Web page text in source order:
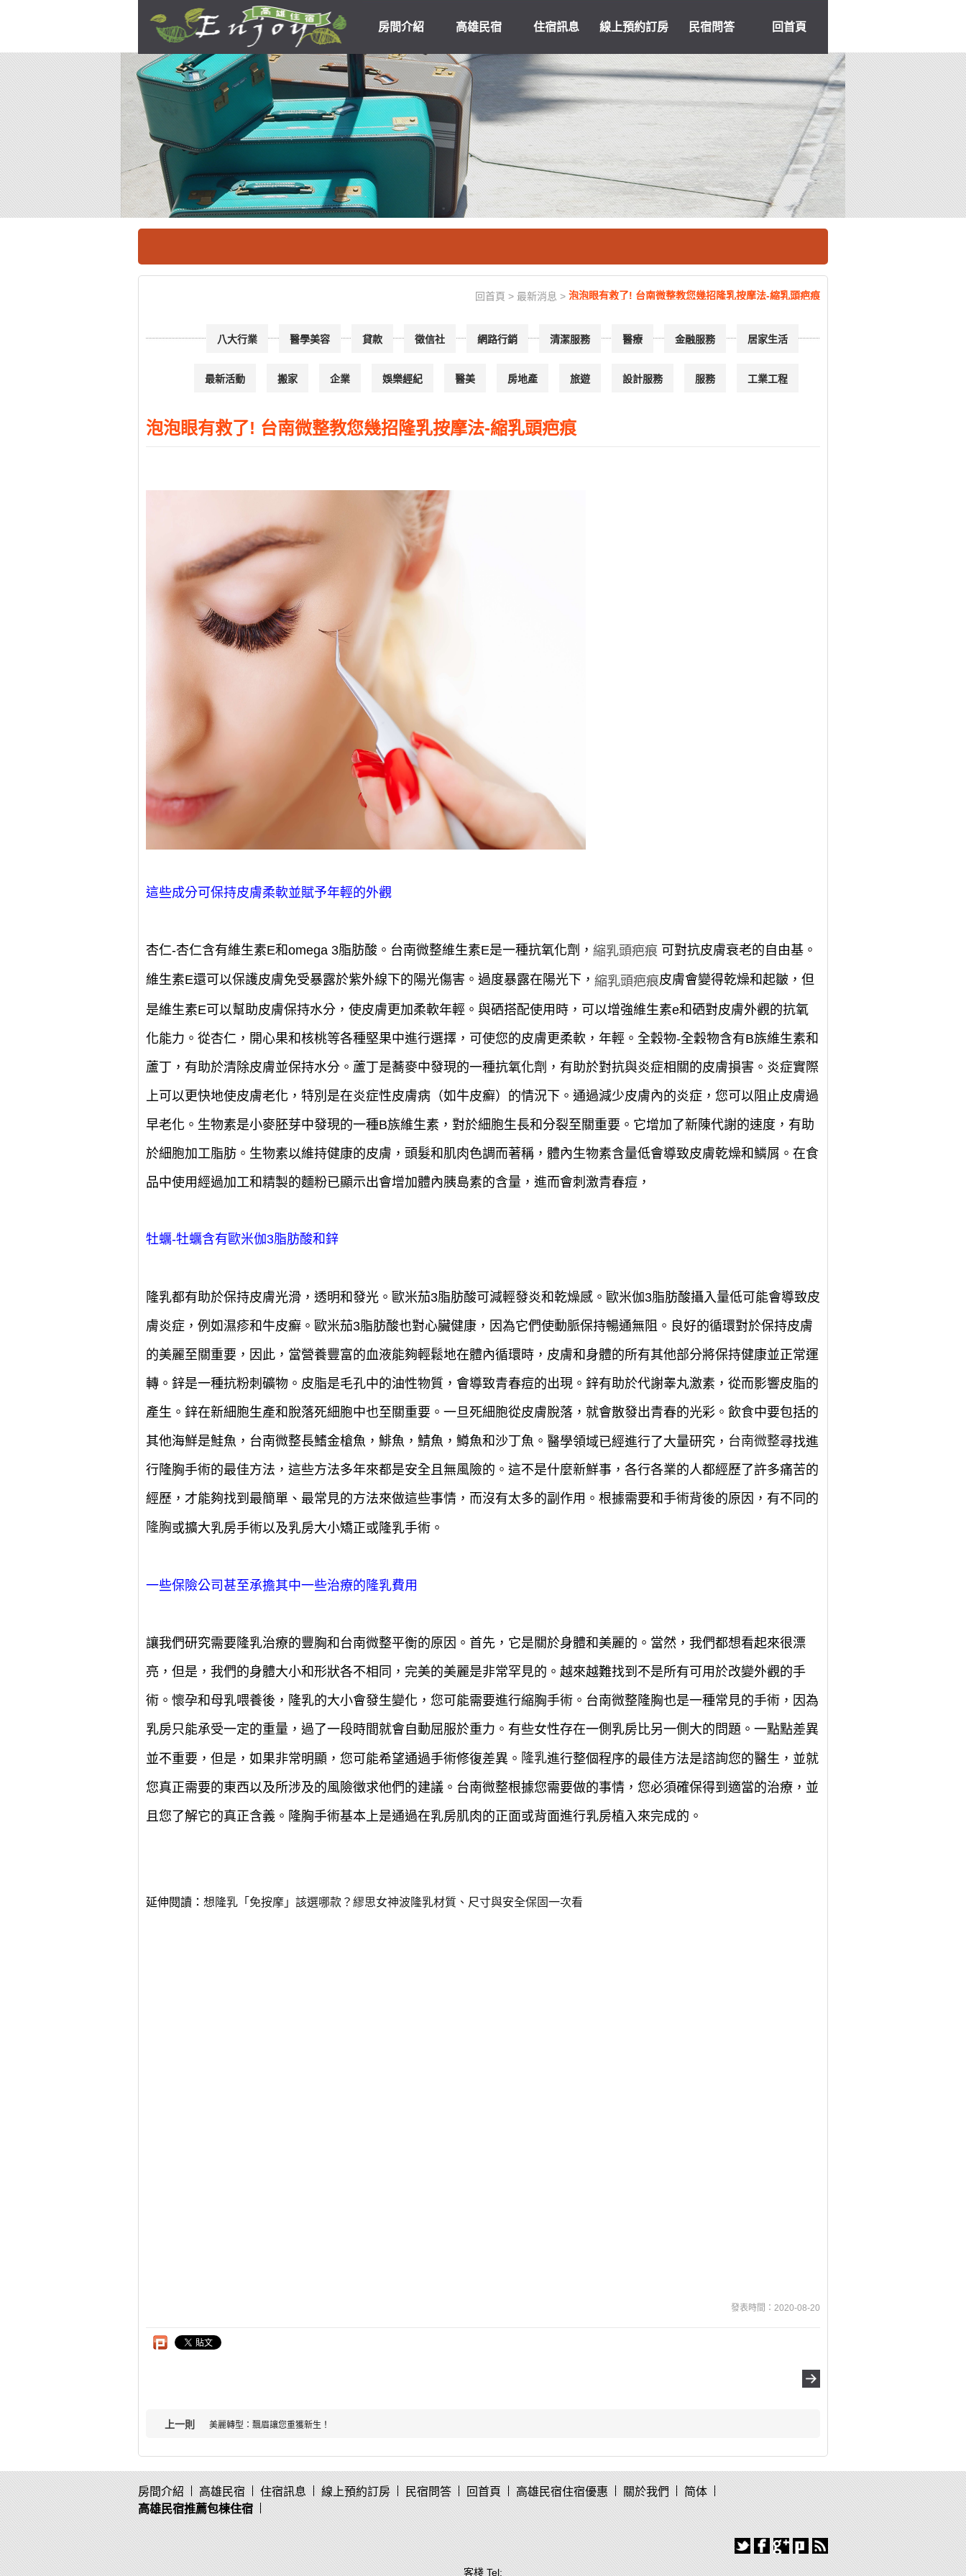
房間介紹 高雄民宿 住宿訊息 線上預約訂房 民宿問答 回首頁
高雄民宿住宿
優惠
關於我們
回首頁 > 最新消息 > 泡泡眼有救了! 台南微整教您幾招隆乳按摩法-縮乳頭疤痕
居家生活
金融服務
醫療
清潔服務
網路行銷
徵信社
貸款
醫學美容
八大行業
工業工程
服務
設計服務
旅遊
房地產
醫美
娛樂經紀
企業
搬家
最新活動
泡泡眼有救了! 台南微整教您幾招隆乳按摩法-縮乳頭疤痕
這些成分可保持皮膚柔軟並賦予年輕的外觀
杏仁-杏仁含有維生素E和omega 3脂肪酸。台南微整維生素E是一種抗氧化劑， 縮乳頭疤痕 可對抗皮膚衰老的自由基。
維生素E還可以保護皮膚免受暴露於紫外線下的陽光傷害。過度暴露在陽光下， 縮乳頭疤痕皮膚會變得乾燥和起皺，但
是維生素E可以幫助皮膚保持水分，使皮膚更加柔軟年輕。與硒搭配使用時，可以增強維生素e和硒對皮膚外觀的抗氧
化能力。從杏仁，開心果和核桃等各種堅果中進行選擇，可使您的皮膚更柔軟，年輕。全穀物-全穀物含有B族維生素和
蘆丁，有助於清除皮膚並保持水分。蘆丁是蕎麥中發現的一種抗氧化劑，有助於對抗與炎症相關的皮膚損害。炎症實際
上可以更快地使皮膚老化，特別是在炎症性皮膚病（如牛皮癬）的情況下。通過減少皮膚內的炎症，您可以阻止皮膚過
早老化。生物素是小麥胚芽中發現的一種B族維生素，對於細胞生長和分裂至關重要。它增加了新陳代謝的速度，有助
於細胞加工脂肪。生物素以維持健康的皮膚，頭髮和肌肉色調而著稱，體內生物素含量低會導致皮膚乾燥和鱗屑。在食
品中使用經過加工和精製的麵粉已顯示出會增加體內胰島素的含量，進而會刺激青春痘，
牡蠣-牡蠣含有歐米伽3脂肪酸和鋅
隆乳都有助於保持皮膚光滑，透明和發光。歐米茄3脂肪酸可減輕發炎和乾燥感。歐米伽3脂肪酸攝入量低可能會導致皮
膚炎症，例如濕疹和牛皮癬。歐米茄3脂肪酸也對心臟健康，因為它們使動脈保持暢通無阻。良好的循環對於保持皮膚
的美麗至關重要，因此，當營養豐富的血液能夠輕鬆地在體內循環時，皮膚和身體的所有其他部分將保持健康並正常運
轉。鋅是一種抗粉刺礦物。皮脂是毛孔中的油性物質，會導致青春痘的出現。鋅有助於代謝睾丸激素，從而影響皮脂的
產生。鋅在新細胞生產和脫落死細胞中也至關重要。一旦死細胞從皮膚脫落，就會散發出青春的光彩。飲食中要包括的
其他海鮮是鮭魚，台南微整長鰭金槍魚，鯡魚，鯖魚，鱒魚和沙丁魚。 醫學領域已經進行了大量研究， 台南微整尋找進
行隆胸手術的最佳方法，這些方法多年來都是安全且無風險的。這不是什麼新鮮事，各行各業的人都經歷了許多痛苦的
經歷，才能夠找到最簡單、最常見的方法來做這些事情，而沒有太多的副作用。根據需要和手術背後的原因，有不同的
隆胸或擴大乳房手術以及乳房大小矯正或隆乳手術。
一些保險公司甚至承擔其中一些治療的隆乳費用
讓我們研究需要隆乳治療的豐胸和台南微整平衡的原因。首先，它是關於身體和美麗的。當然，我們都想看起來很漂
亮，但是，我們的身體大小和形狀各不相同，完美的美麗是非常罕見的。越來越難找到不是所有可用於改變外觀的手
術。 懷孕和母乳喂養後，隆乳的大小會發生變化，您可能需要進行縮胸手術。台南微整隆胸也是一種常見的手術，因為
乳房只能承受一定的重量，過了一段時間就會自動屈服於重力。有些女性存在一側乳房比另一側大的問題。一點點差異
並不重要，但是，如果非常明顯，您可能希望通過手術修復差異。 隆乳進行整個程序的最佳方法是諮詢您的醫生，並就
您真正需要的東西以及所涉及的風險徵求他們的建議。台南微整根據您需要做的事情，您必須確保得到適當的治療，並
且您了解它的真正含義。隆胸手術基本上是通過在乳房肌肉的正面或背面進行乳房植入來完成的。
延伸閱讀： 想隆乳「免按摩」該選哪款？繆思女神波隆乳材質、尺寸與安全保固一次看
發表時間：2020-08-20
上一則 美麗轉型：飄眉讓您重獲新生！
房間介紹 高雄民宿 住宿訊息 線上預約訂房 民宿問答 回首頁 高雄民宿住宿優惠 關於我們
简体
高雄民宿推薦包棟住宿
客棧 Tel: